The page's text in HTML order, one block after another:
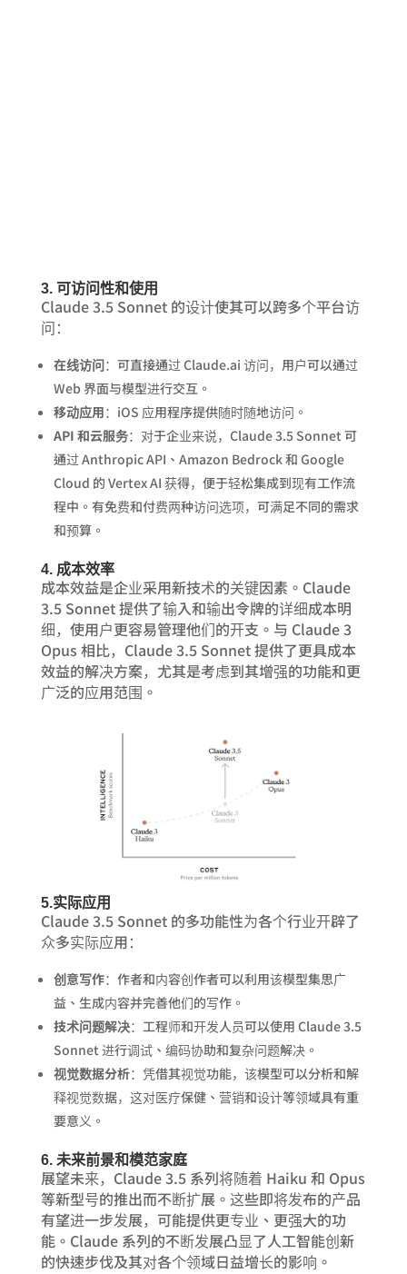
3. 可访问性和使用
Claude 3.5 Sonnet 的设计使其可以跨多个平台访
问：
在线访问：可直接通过 Claude.ai 访问，用户可以通过
Web 界面与模型进行交互。
移动应用：iOS 应用程序提供随时随地访问。
API 和云服务：对于企业来说，Claude 3.5 Sonnet 可
通过 Anthropic API、Amazon Bedrock 和 Google
Cloud 的 Vertex AI 获得，便于轻松集成到现有工作流
程中。有免费和付费两种访问选项，可满足不同的需求
和预算。
4. 成本效率
成本效益是企业采用新技术的关键因素。Claude
3.5 Sonnet 提供了输入和输出令牌的详细成本明
细，使用户更容易管理他们的开支。与 Claude 3
Opus 相比，Claude 3.5 Sonnet 提供了更具成本
效益的解决方案，尤其是考虑到其增强的功能和更
广泛的应用范围。
5.实际应用
Claude 3.5 Sonnet 的多功能性为各个行业开辟了
众多实际应用：
创意写作：作者和内容创作者可以利用该模型集思广
益、生成内容并完善他们的写作。
技术问题解决：工程师和开发人员可以使用 Claude 3.5
Sonnet 进行调试、编码协助和复杂问题解决。
视觉数据分析：凭借其视觉功能，该模型可以分析和解
释视觉数据，这对医疗保健、营销和设计等领域具有重
要意义。
6. 未来前景和模范家庭
展望未来，Claude 3.5 系列将随着 Haiku 和 Opus
等新型号的推出而不断扩展。这些即将发布的产品
有望进一步发展，可能提供更专业、更强大的功
能。Claude 系列的不断发展凸显了人工智能创新
的快速步伐及其对各个领域日益增长的影响。